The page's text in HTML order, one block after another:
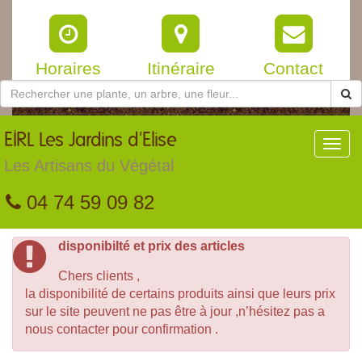
Horaires Itinéraire Contact
EIRL Les Jardins d'Elise
Les Artisans du Végétal
04 74 59 09 82
disponibilté et prix des articles
Chers clients ,
la disponibilité de certains produits ainsi que leurs prix
sur le site peuvent ne pas être à jour ,n’hésitez pas a
nous contacter pour confirmation .